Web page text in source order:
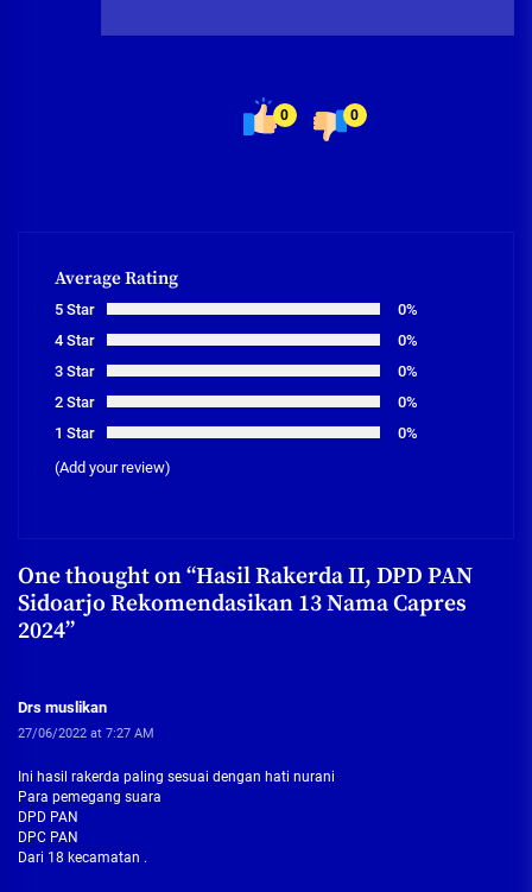
0 0
Average Rating
5 Star
0%
4 Star
0%
3 Star
0%
2 Star
0%
1 Star
0%
(Add your review)
One thought on “Hasil Rakerda II, DPD PAN
Sidoarjo Rekomendasikan 13 Nama Capres
2024”
Drs muslikan
27/06/2022 at 7:27 AM
Ini hasil rakerda paling sesuai dengan hati nurani
Para pemegang suara
DPD PAN
DPC PAN
Dari 18 kecamatan .